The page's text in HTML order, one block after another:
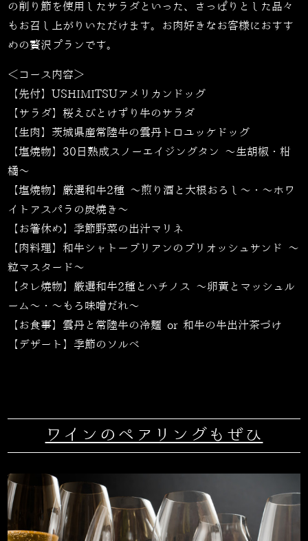
の削り節を使用したサラダといった、さっぱりとした品々
もお召し上がりいただけます。お肉好きなお客様におすす
めの贅沢プランです。
＜コース内容＞
【先付】USHIMITSUアメリカンドッグ
【サラダ】桜えびとけずり牛のサラダ
【生肉】茨城県産常陸牛の雲丹トロユッケドッグ
【塩焼物】 30 日熟成スノーエイジングタン ～生胡椒・柑
橘～
【塩焼物】厳選和牛2種 ～煎り酒と大根おろし～・～ホワ
イトアスパラの炭焼き～
【お箸休め】季節野菜の出汁マリネ
【肉料理】和牛シャトーブリアンのブリオッシュサンド ～
粒マスタード～
【タレ焼物】厳選和牛2種とハチノス ～卵黄とマッシュル
ーム～・～もろ味噌だれ～
【お食事】雲丹と常陸牛の冷麺 or 和牛の牛出汁茶づけ
【デザート】季節のソルベ
ワインのペアリングもぜひ